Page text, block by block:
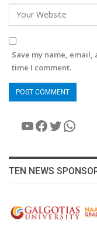
Save my name,
time I comment.
YouTube
Facebook
Twitter
TEN NEWS